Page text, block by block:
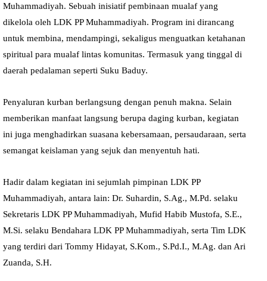
Muhammadiyah. Sebuah inisiatif pembinaan mualaf yang
dikelola oleh LDK PP Muhammadiyah. Program ini dirancang
untuk membina, mendampingi, sekaligus menguatkan ketahanan
spiritual para mualaf lintas komunitas. Termasuk yang tinggal di
daerah pedalaman seperti Suku Baduy.
Penyaluran kurban berlangsung dengan penuh makna. Selain
memberikan manfaat langsung berupa daging kurban, kegiatan
ini juga menghadirkan suasana kebersamaan, persaudaraan, serta
semangat keislaman yang sejuk dan menyentuh hati.
Hadir dalam kegiatan ini sejumlah pimpinan LDK PP
Muhammadiyah, antara lain: Dr. Suhardin, S.Ag., M.Pd. selaku
Sekretaris LDK PP Muhammadiyah, Mufid Habib Mustofa, S.E.,
M.Si. selaku Bendahara LDK PP Muhammadiyah, serta Tim LDK
yang terdiri dari Tommy Hidayat, S.Kom., S.Pd.I., M.Ag. dan Ari
Zuanda, S.H.